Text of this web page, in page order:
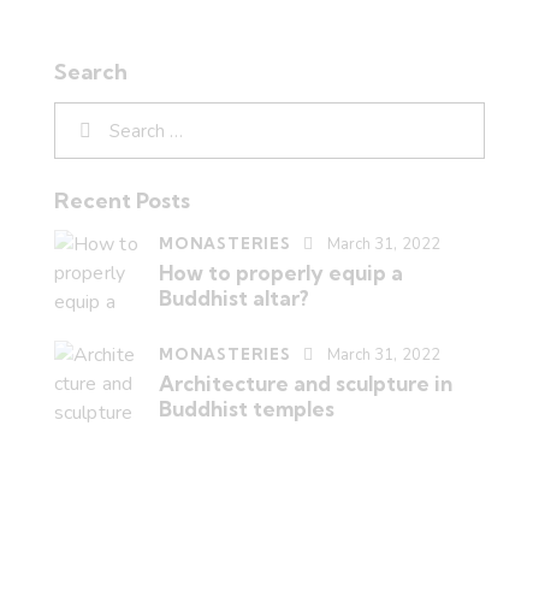
Search
Recent Posts
MONASTERIES March 31, 2022
How to properly equip a
Buddhist altar?
MONASTERIES March 31, 2022
Architecture and sculpture in
Buddhist temples